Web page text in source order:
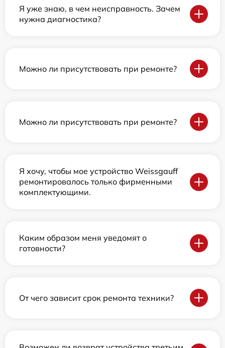
Я уже знаю, в чем неисправность. Зачем
нужна диагностика?
Можно ли присутствовать при ремонте?
Можно ли присутствовать при ремонте?
Я хочу, чтобы мое устройство Weissgauff
ремонтировалось только фирменными
комплектующими.
Каким образом меня уведомят о
готовности?
От чего зависит срок ремонта техники?